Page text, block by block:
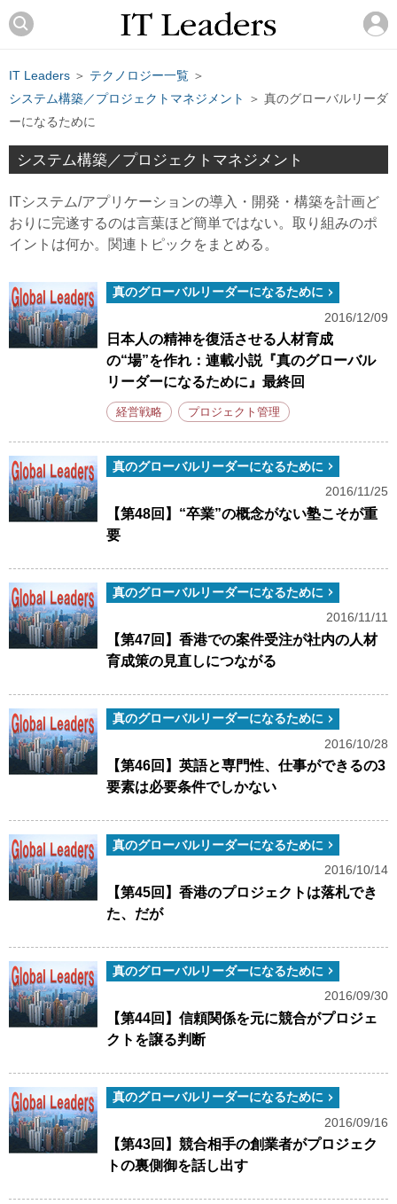
IT Leaders ＞ テクノロジー一覧 ＞
システム構築／プロジェクトマネジメント
＞ 真のグローバルリーダ
ーになるために
システム構築／プロジェクトマネジメント
ITシステム/アプリケーションの導入・開発・構築を計画ど
おりに完遂するのは言葉ほど簡単ではない。取り組みのポ
イントは何か。関連トピックをまとめる。
真のグローバルリーダーになるために
2016/12/09
日本人の精神を復活させる人材育成
の“場”を作れ：連載小説『真のグローバル
リーダーになるために』最終回
経営戦略 プロジェクト管理
真のグローバルリーダーになるために
2016/11/25
【第48回】“卒業”の概念がない塾こそが重
要
真のグローバルリーダーになるために
2016/11/11
【第47回】香港での案件受注が社内の人材
育成策の見直しにつながる
真のグローバルリーダーになるために
2016/10/28
【第46回】英語と専門性、仕事ができるの3
要素は必要条件でしかない
真のグローバルリーダーになるために
2016/10/14
【第45回】香港のプロジェクトは落札でき
た、だが
真のグローバルリーダーになるために
2016/09/30
【第44回】信頼関係を元に競合がプロジェ
クトを譲る判断
真のグローバルリーダーになるために
2016/09/16
【第43回】競合相手の創業者がプロジェク
トの裏側御を話し出す